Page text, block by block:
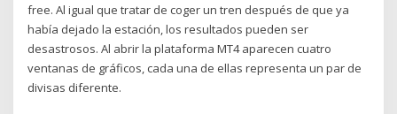
free. Al igual que tratar de coger un tren después de que ya
había dejado la estación, los resultados pueden ser
desastrosos. Al abrir la plataforma MT4 aparecen cuatro
ventanas de gráficos, cada una de ellas representa un par de
divisas diferente.